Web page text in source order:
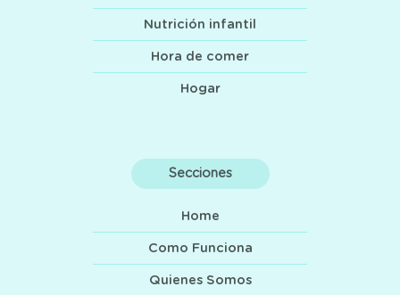
Nutrición infantil
Hora de comer
Hogar
Secciones
Home
Como Funciona
Quienes Somos